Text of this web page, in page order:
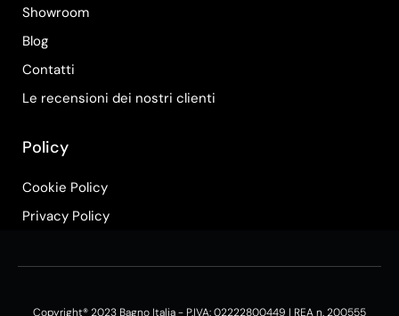
Showroom
Blog
Contatti
Le recensioni dei nostri clienti
Policy
Cookie Policy
Privacy Policy
Copyright® 2023 Bagno Italia - P.IVA: 02222800449 | REA n. 200555